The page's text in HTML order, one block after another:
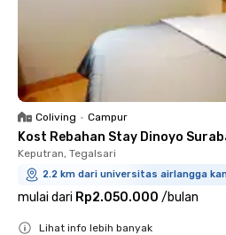
Coliving • Campur
Kost Rebahan Stay Dinoyo
Keputran, Tegalsari
2.2 km dari universitas airlangga
mulai dari Rp2.050.000 /bulan
Lihat info lebih banyak